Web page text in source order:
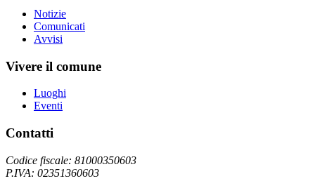
Notizie
Comunicati
Avvisi
Vivere il comune
Luoghi
Eventi
Contatti
Codice fiscale: 81000350603
P.IVA: 02351360603